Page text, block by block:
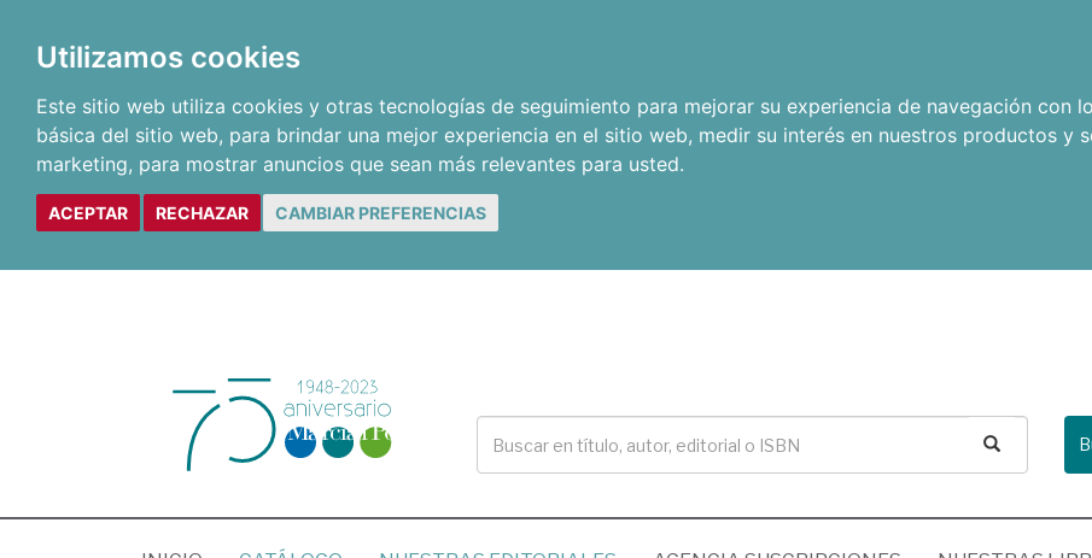
Utilizamos cookies
Este sitio web utiliza cookies y otras tecnologías de seguimiento para mejorar su experiencia de navegación con
básica del sitio web, para brindar una mejor experiencia en el sitio web, medir su interés en nuestros productos y
marketing, para mostrar anuncios que sean más relevantes para usted.
ACEPTAR RECHAZAR CAMBIAR PREFERENCIAS